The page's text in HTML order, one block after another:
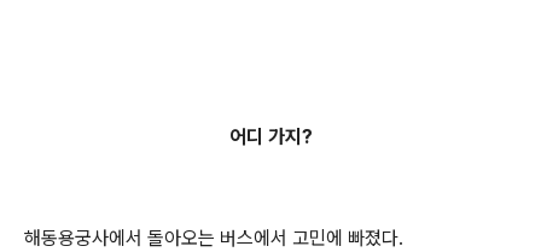
어디 가지?
해동용궁사에서 돌아오는 버스에서 고민에 빠졌다.